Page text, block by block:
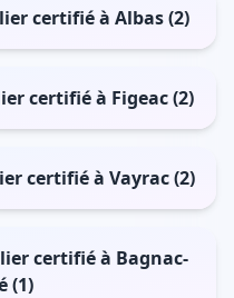
certifié à Albas (2)
certifié à Figeac (2)
certifié à Vayrac (2)
certifié à Bagnac-
(1)